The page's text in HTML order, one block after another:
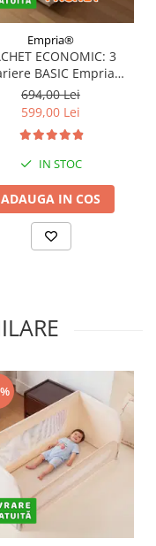
Empria®
ECONOMIC: 3
BASIC Empria
pat 160X200 cm +
bara stabilizatoare
694,00 Lei
599,00 Lei
IN STOC
ADAUGA IN COS